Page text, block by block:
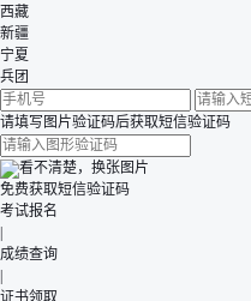
西藏
新疆
宁夏
兵团
请填写图片验证码后获取短信验证码
看不清楚，换张图片
免费获取短信验证码
考试报名
|
成绩查询
|
证书领取